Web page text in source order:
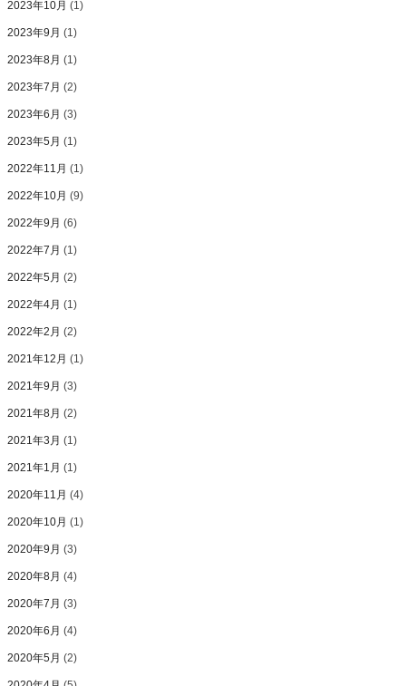
2023年10月 (1)
2023年9月 (1)
2023年8月 (1)
2023年7月 (2)
2023年6月 (3)
2023年5月 (1)
2022年11月 (1)
2022年10月 (9)
2022年9月 (6)
2022年7月 (1)
2022年5月 (2)
2022年4月 (1)
2022年2月 (2)
2021年12月 (1)
2021年9月 (3)
2021年8月 (2)
2021年3月 (1)
2021年1月 (1)
2020年11月 (4)
2020年10月 (1)
2020年9月 (3)
2020年8月 (4)
2020年7月 (3)
2020年6月 (4)
2020年5月 (2)